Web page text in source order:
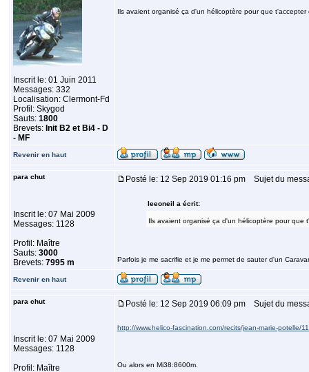
Inscrit le: 01 Juin 2011
Messages: 332
Localisation: Clermont-Fd
Profil: Skygod
Sauts: 1800
Brevets: Init B2 et Bi4 - D
- MF
Ils avaient organisé ça d'un hélicoptère pour que
Revenir en haut
para chut
Inscrit le: 07 Mai 2009
Messages: 1128
Profil: Maître
Sauts: 3000
Brevets: 7995 m
Posté le: 12 Sep 2019 01:16 pm Sujet du
leeoneil a écrit:
Ils avaient organisé ça d'un hélicoptère pour que
Parfois je me sacrifie et je me permet de sauter d'un
Revenir en haut
para chut
Inscrit le: 07 Mai 2009
Messages: 1128
Profil: Maître
Posté le: 12 Sep 2019 06:09 pm Sujet du
http://www.helico-fascination.com/recits/jean-marie-potelle/
Ou alors en Mi38:8600m.